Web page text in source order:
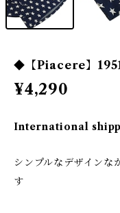
◆【Piacere】
¥4,290
International
シンプルなデザインな
す